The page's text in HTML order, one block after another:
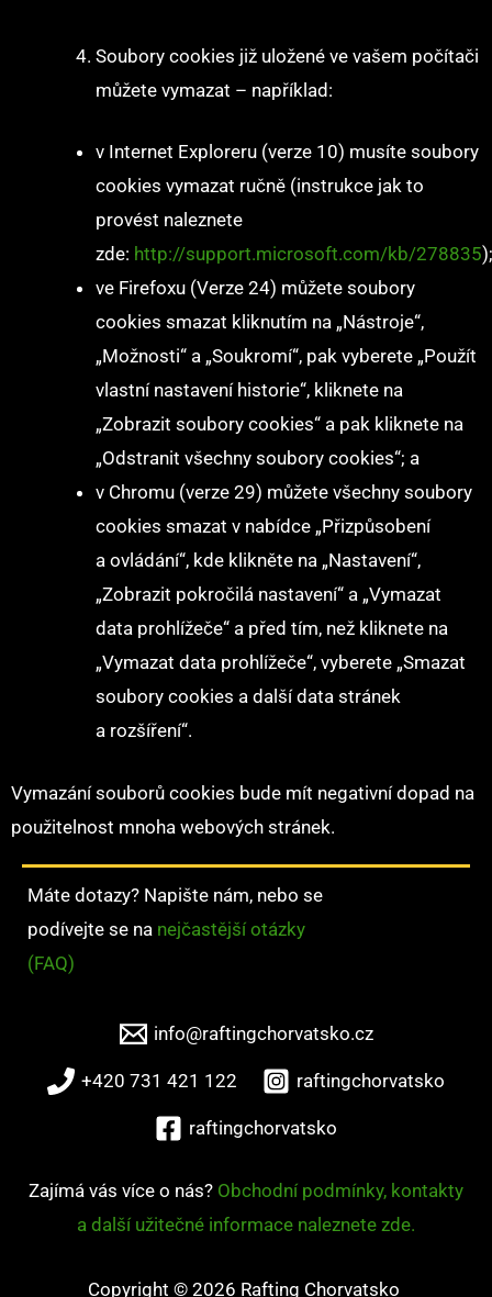
Soubory cookies již uložené ve vašem počítači
můžete vymazat – například:
v Internet Exploreru (verze 10) musíte soubory
cookies vymazat ručně (instrukce jak to
provést naleznete
zde: http://support.microsoft.com/kb/278835);
ve Firefoxu (Verze 24) můžete soubory
cookies smazat kliknutím na „Nástroje“,
„Možnosti“ a „Soukromí“, pak vyberete „Použít
vlastní nastavení historie“, kliknete na
„Zobrazit soubory cookies“ a pak kliknete na
„Odstranit všechny soubory cookies“; a
v Chromu (verze 29) můžete všechny soubory
cookies smazat v nabídce „Přizpůsobení
a ovládání“, kde klikněte na „Nastavení“,
„Zobrazit pokročilá nastavení“ a „Vymazat
data prohlížeče“ a před tím, než kliknete na
„Vymazat data prohlížeče“, vyberete „Smazat
soubory cookies a další data stránek
a rozšíření“.
Vymazání souborů cookies bude mít negativní dopad na
použitelnost mnoha webových stránek.
Máte dotazy? Napište nám, nebo se
podívejte se na nejčastější otázky
(FAQ)
info@raftingchorvatsko.cz
+420 731 421 122 raftingchorvatsko
raftingchorvatsko
Zajímá vás více o nás? Obchodní podmínky, kontakty
a další užitečné informace naleznete zde.
Copyright © 2026 Rafting Chorvatsko